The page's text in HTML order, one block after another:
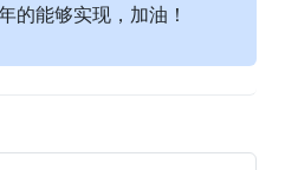
的能够实现，加油！